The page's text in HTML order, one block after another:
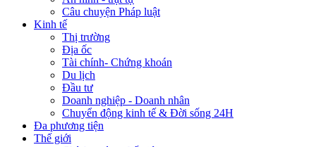
Câu chuyện Pháp luật
Kinh tế
Thị trường
Địa ốc
Tài chính- Chứng khoán
Du lịch
Đầu tư
Doanh nghiệp - Doanh nhân
Chuyển động kinh tế & Đời sống 24H
Đa phương tiện
Thế giới